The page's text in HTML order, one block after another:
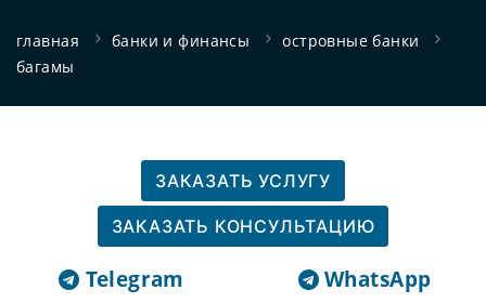
главная банки и финансы
островные банки
багамы
ЗАКАЗАТЬ УСЛУГУ
ЗАКАЗАТЬ КОНСУЛЬТАЦИЮ
Telegram WhatsApp